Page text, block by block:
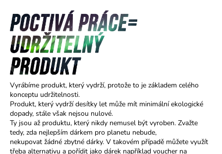
Vyrábíme produkt, který vydrží, protože to je základem celého
konceptu udržitelnosti.
Produkt, který vydrží desítky let může mít minimální ekologické
dopady, stále však nejsou nulové.
Ty jsou až produktu, který nikdy nemusel být vyroben. Zvažte
tedy, zda nejlepším dárkem pro planetu nebude,
nekupovat žádné zbytné dárky. V takovém případě můžete využít
třeba alternativu a pořídit jako dárek například voucher na
j
í
t
?
HLEDAT
D